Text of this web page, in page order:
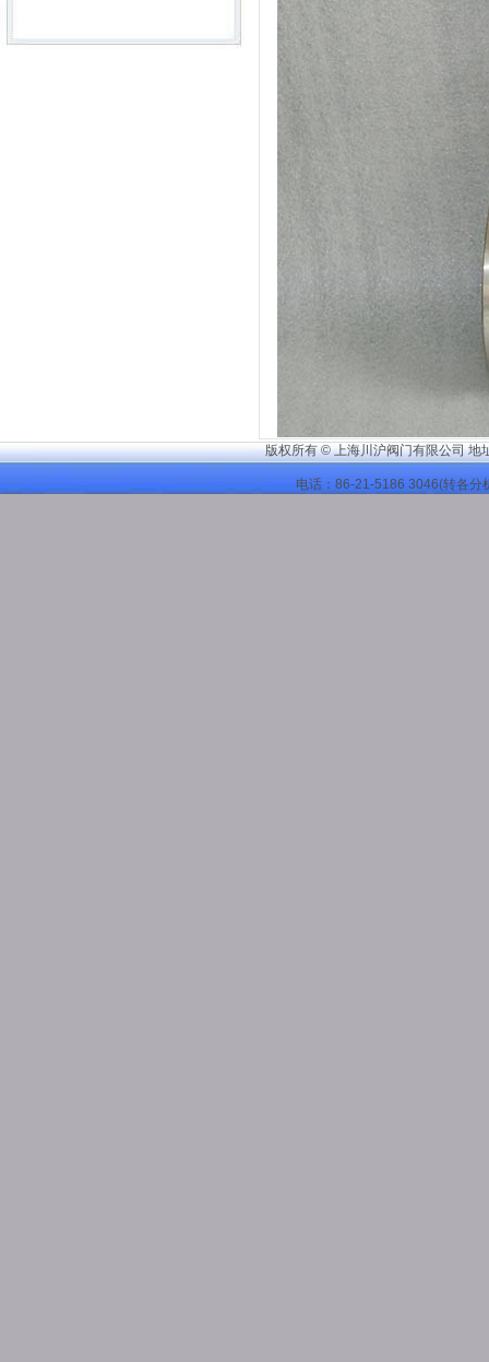
版权所有 © 上海川沪阀门有限公司 地
电话：86-21-5186 3046(转各分